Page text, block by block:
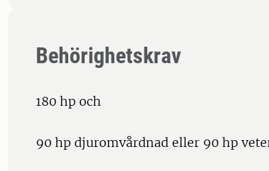
Behörighetskrav
180 hp och
90 hp djuromvårdnad eller 90 hp